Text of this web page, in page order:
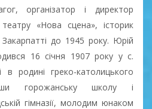
організатор і директор
«Нова сцена», історик
Закарпатті до 1945 року. Юрій
16 січня 1907 року у с.
родині греко-католицького
горожанську школу і
гімназії, молодим юнаком